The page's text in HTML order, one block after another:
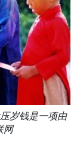
岁钱是一项由
网